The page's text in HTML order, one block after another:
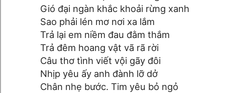
Gió đại ngàn khắc khoải rừng xanh
Sao phải lén mơ nơi xa lắm
Trả lại em niềm đau đằm thắm
Trả đêm hoang vật vã rã rời
Câu thơ tình viết vội gãy đôi
Nhịp yêu ấy anh đành lỡ dở
Chân nhẹ bước. Tim yêu bỏ ngỏ